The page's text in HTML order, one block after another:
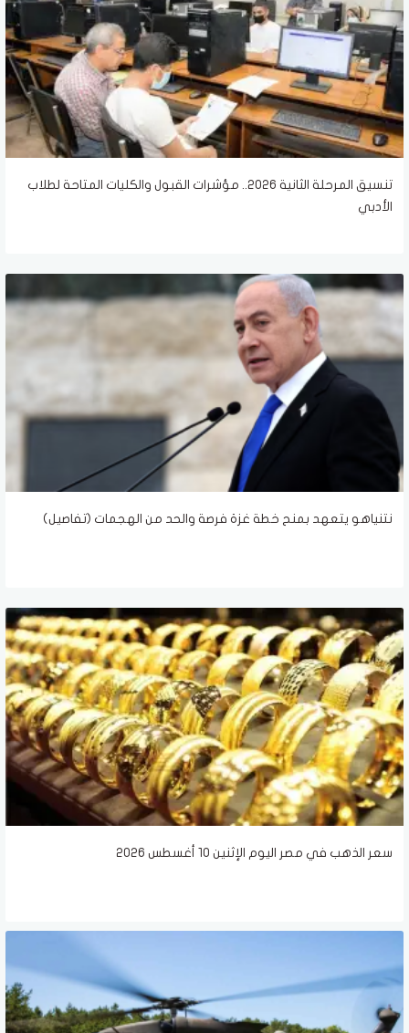
تنسيق المرحلة الثانية 2026.. مؤشرات القبول والكليات المتاحة لطلاب
الأدبي
نتنياهو يتعهد بمنح خطة غزة فرصة والحد من الهجمات (تفاصيل)
سعر الذهب في مصر اليوم الإثنين 10 أغسطس 2026